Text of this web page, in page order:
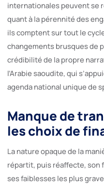
internationales peuvent se
quant à la pérennité des
ils comptent sur tout le
changements brusques de
crédibilité de la propre
l’Arabie saoudite, qui
agenda national unique de
Manque de
les choix de
La nature opaque de la
répartit, puis réaffecte, son
ses faiblesses les plus